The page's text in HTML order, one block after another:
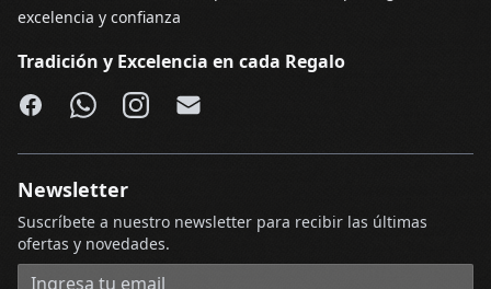
excelencia y confianza
Tradición y Excelencia en cada Regalo
Facebook
WhatsApp
Instagram
Email
Newsletter
Suscríbete a nuestro newsletter para recibir las últimas
ofertas y novedades.
Dirección de correo electrónico